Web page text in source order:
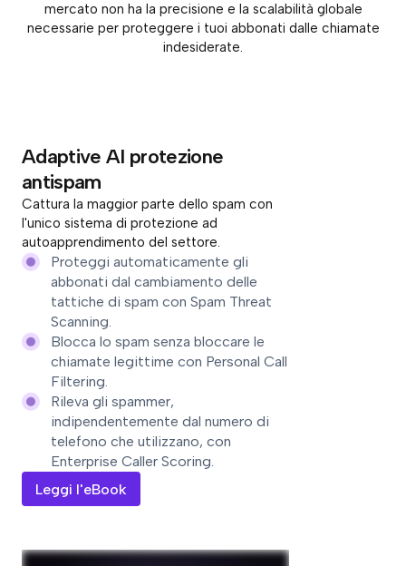
mercato non ha la precisione e la scalabilità globale
necessarie per proteggere i tuoi abbonati dalle chiamate
indesiderate.
Adaptive AI protezione
antispam
Cattura la maggior parte dello spam con
l'unico sistema di protezione ad
autoapprendimento del settore.
Proteggi automaticamente gli
abbonati dal cambiamento delle
tattiche di spam con Spam Threat
Scanning.
Blocca lo spam senza bloccare le
chiamate legittime con Personal Call
Filtering.
Rileva gli spammer,
indipendentemente dal numero di
telefono che utilizzano, con
Enterprise Caller Scoring.
Leggi l'eBook